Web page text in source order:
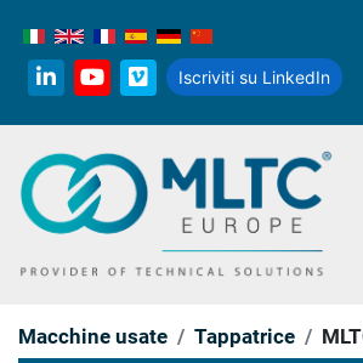
linkedinyoutube
vimeo
Iscriviti su LinkedIn
Macchine usate Tappatrice